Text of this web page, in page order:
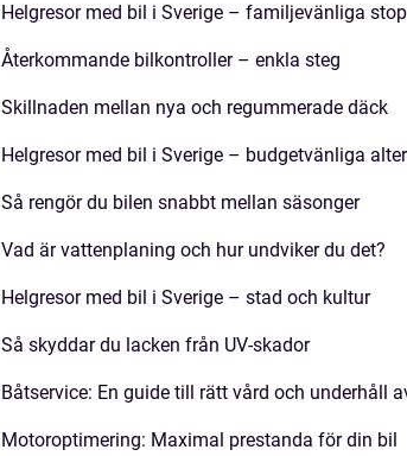
Helgresor med bil i Sverige – familjevänliga
Återkommande bilkontroller – enkla steg
Skillnaden mellan nya och regummerade däck
Helgresor med bil i Sverige – budgetvänliga
Så rengör du bilen snabbt mellan säsonger
Vad är vattenplaning och hur undviker du det?
Helgresor med bil i Sverige – stad och kultur
Så skyddar du lacken från UV-skador
Båtservice: En guide till rätt vård och underhåll
Motoroptimering: Maximal prestanda för din bil